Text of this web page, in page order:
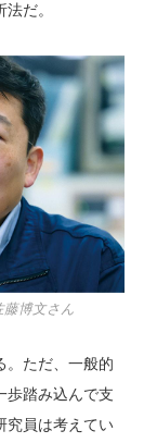
だ。
藤博文さん
。ただ、一般的
歩踏み込んで支
究員は考えてい